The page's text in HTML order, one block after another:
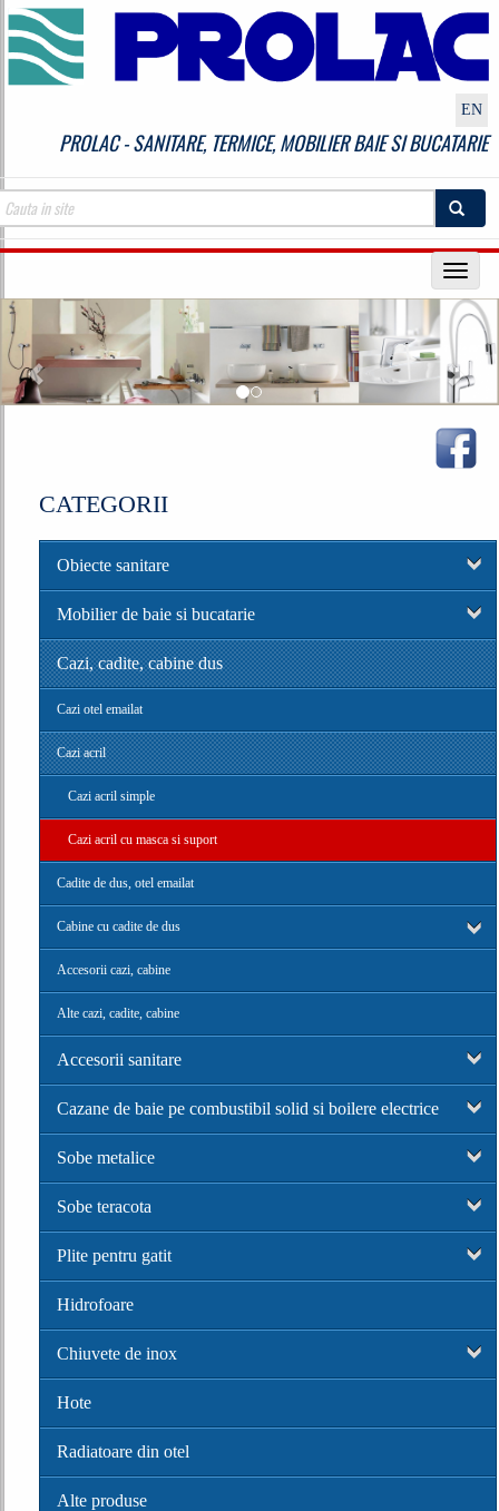
EN
PROLAC - SANITARE, TERMICE, MOBILIER BAIE SI BUCATARIE
CATEGORII
Obiecte sanitare
Mobilier de baie si bucatarie
Cazi, cadite, cabine dus
Cazi otel emailat
Cazi acril
Cazi acril simple
Cazi acril cu masca si suport
Cadite de dus, otel emailat
Cabine cu cadite de dus
Accesorii cazi, cabine
Alte cazi, cadite, cabine
Accesorii sanitare
Cazane de baie pe combustibil solid si boilere electrice
Sobe metalice
Sobe teracota
Plite pentru gatit
Hidrofoare
Chiuvete de inox
Hote
Radiatoare din otel
Alte produse